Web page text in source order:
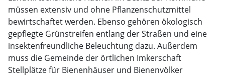
müssen extensiv und ohne Pflanzenschutzmittel
bewirtschaftet werden. Ebenso gehören ökologisch
gepflegte Grünstreifen entlang der Straßen und eine
insektenfreundliche Beleuchtung dazu. Außerdem
muss die Gemeinde der örtlichen Imkerschaft
Stellplätze für Bienenhäuser und Bienenvölker